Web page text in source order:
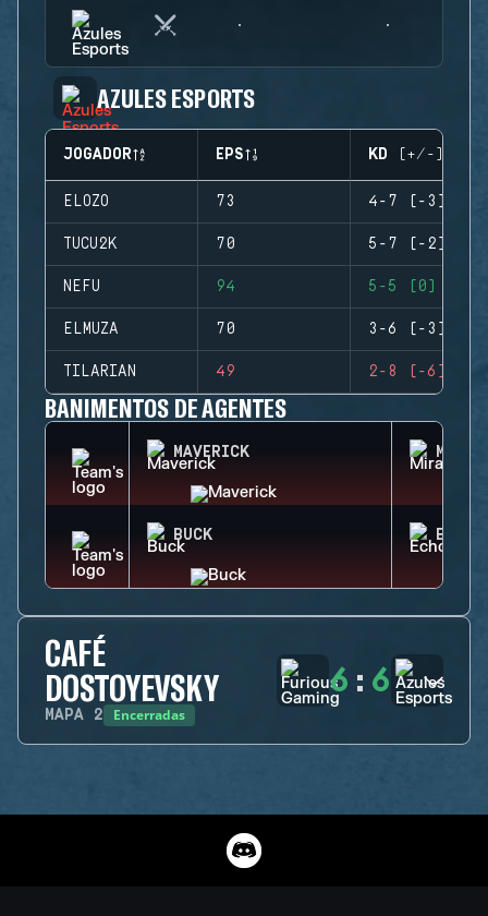
AZULES ESPORTS
JOGADOR EPS KD (+/-)
ELOZO 73 4-7 (-3)
TUCU2K 70 5-7 (-2)
NEFU 94 5-5 (0)
ELMUZA 70 3-6 (-3)
TILARIAN 49 2-8 (-6)
BANIMENTOS DE AGENTES
MAVERICK MIRA
BUCK ECHO
CAFÉ
DOSTOYEVSKY
MAPA 2 Encerradas
6 : 6